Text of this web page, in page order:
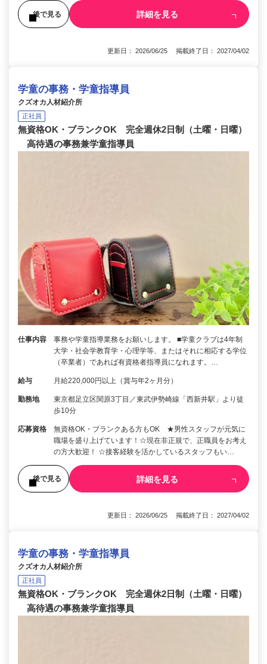
後で見る 詳細を見る
更新日： 2026/06/25 掲載終了日： 2027/04/02
学童の事務・学童指導員
クズオカ人材紹介所
正社員
無資格OK・ブランクOK 完全週休2日制（土曜・日曜）
高待遇の事務兼学童指導員
仕事内容
事務や学童指導業務をお願いします。 ■学童クラブは4年制
大学・社会学教育学・心理学等、またはそれに相応する学位
（卒業者）であれば有資格者指導員になれます。…
給与 月給220,000円以上（賞与年2ヶ月分）
勤務地
東京都足立区関原3丁目／東武伊勢崎線「西新井駅」より徒
歩10分
応募資格
無資格OK・ブランクある方もOK ★男性スタッフが元気に
職場を盛り上げています！☆現在非正規で、正職員をお考え
の方大歓迎！ ☆接客経験を活かしているスタッフもい…
後で見る 詳細を見る
更新日： 2026/06/25 掲載終了日： 2027/04/02
学童の事務・学童指導員
クズオカ人材紹介所
正社員
無資格OK・ブランクOK 完全週休2日制（土曜・日曜）
高待遇の事務兼学童指導員